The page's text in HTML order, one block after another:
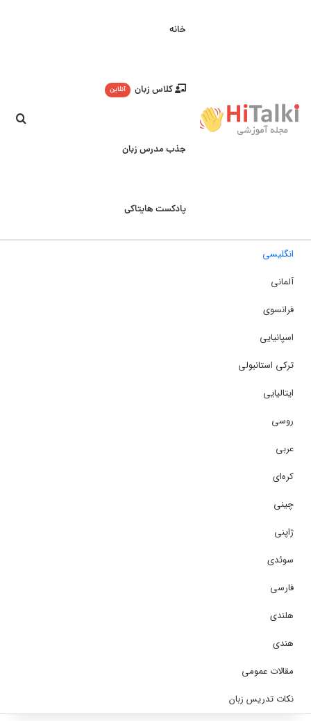
خانه
کلاس زبان آنلاین
جذب مدرس زبان
پادکست هایتاکی
انگلیسی
آلمانی
فرانسوی
اسپانیایی
ترکی استانبولی
ایتالیایی
روسی
عربی
کره‌ای
چینی
ژاپنی
سوئدی
فارسی
هلندی
هندی
مقالات عمومی
نکات تدریس زبان